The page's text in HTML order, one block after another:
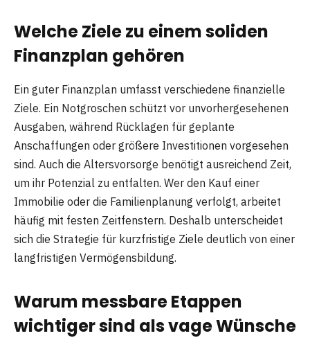
Welche Ziele zu einem soliden
Finanzplan gehören
Ein guter Finanzplan umfasst verschiedene finanzielle
Ziele. Ein Notgroschen schützt vor unvorhergesehenen
Ausgaben, während Rücklagen für geplante
Anschaffungen oder größere Investitionen vorgesehen
sind. Auch die Altersvorsorge benötigt ausreichend Zeit,
um ihr Potenzial zu entfalten. Wer den Kauf einer
Immobilie oder die Familienplanung verfolgt, arbeitet
häufig mit festen Zeitfenstern. Deshalb unterscheidet
sich die Strategie für kurzfristige Ziele deutlich von einer
langfristigen Vermögensbildung.
Warum messbare Etappen
wichtiger sind als vage Wünsche